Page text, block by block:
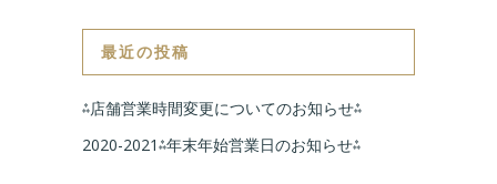
最近の投稿
⁂店舗営業時間変更についてのお知らせ⁂
2020-2021⁂年末年始営業日のお知らせ⁂